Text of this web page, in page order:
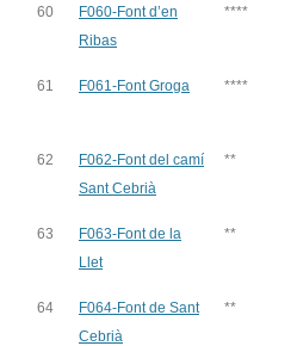
60
F060-Font d’en
Ribas
****
61 F061-Font Groga ****
62
F062-Font del camí
Sant Cebrià
**
63
F063-Font de la
Llet
**
64
F064-Font de Sant
Cebrià
**